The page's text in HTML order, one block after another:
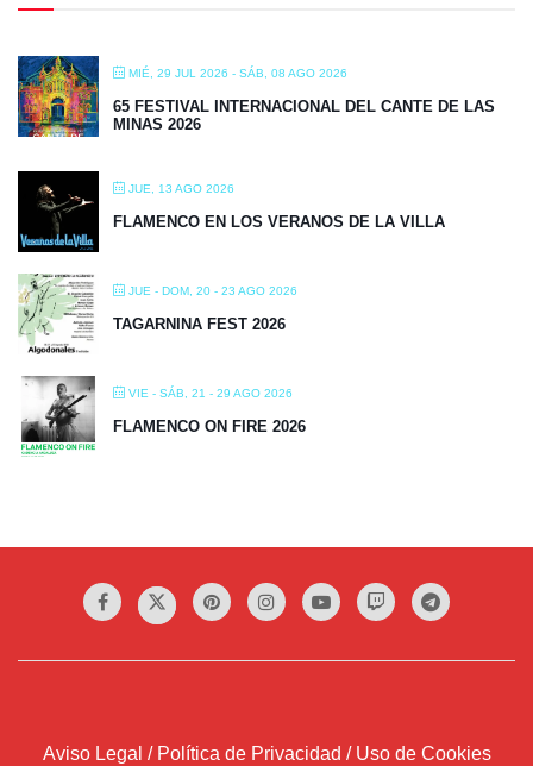
MIÉ, 29 JUL 2026 - SÁB, 08 AGO 2026
65 FESTIVAL INTERNACIONAL DEL CANTE DE LAS
MINAS 2026
JUE, 13 AGO 2026
FLAMENCO EN LOS VERANOS DE LA VILLA
JUE - DOM, 20 - 23 AGO 2026
TAGARNINA FEST 2026
VIE - SÁB, 21 - 29 AGO 2026
FLAMENCO ON FIRE 2026
Aviso Legal / Política de Privacidad / Uso de Cookies